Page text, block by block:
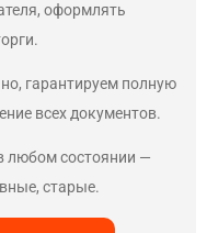
оформлять
гарантируем полную
всех документов.
любом состоянии —
старые.